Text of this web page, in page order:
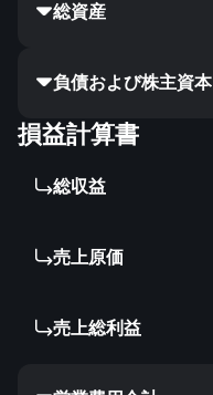
総資産
負債および株主資本
損益計算書
総収益
売上原価
売上総利益